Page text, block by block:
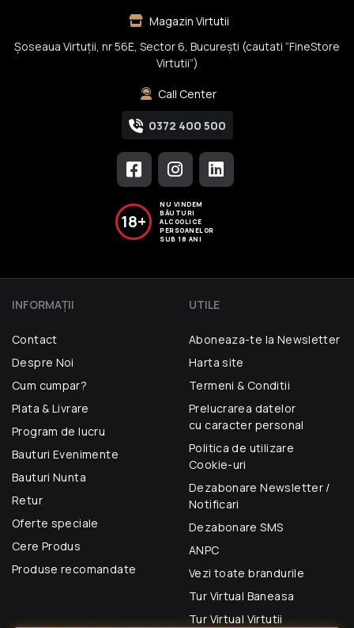
Magazin Virtutii
Șoseaua Virtuții, nr 56E, Sector 6, București (cautati “FineStore
Virtutii”)
Call Center
0372 400 500
18+
NU VINDEM
BĂUTURI
ALCOOLICE
PERSOANELOR
SUB 18 ANI
INFORMAŢII
Contact
Despre Noi
Cum cumpar?
Plata & Livrare
Program de lucru
Bauturi Evenimente
Bauturi Nunta
Retur
Oferte speciale
Cere Produs
Produse recomandate
UTILE
Aboneaza-te la Newsletter
Harta site
Termeni & Conditii
Prelucrarea datelor
cu caracter personal
Politica de utilizare
Cookie-uri
Dezabonare Newsletter /
Notificari
Dezabonare SMS
ANPC
Vezi toate brandurile
Tur Virtual Baneasa
Tur Virtual Virtutii